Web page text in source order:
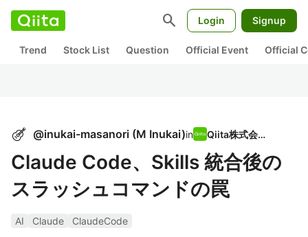
search Login Signup
Trend Stock List Question Official Event Official
@inukai-masanori (M Inukai)in Qiita株式会社
Claude Code、Skills 統合後の
スラッシュコマンドの罠
AI Claude
ClaudeCode